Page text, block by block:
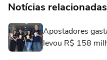
Notícias relacionadas
Apostadores
levou R$ 158